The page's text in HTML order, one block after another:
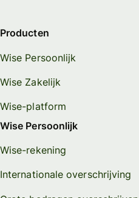
Producten
Wise Persoonlijk
Wise Zakelijk
Wise-platform
Wise Persoonlijk
Wise-rekening
Internationale overschrijving